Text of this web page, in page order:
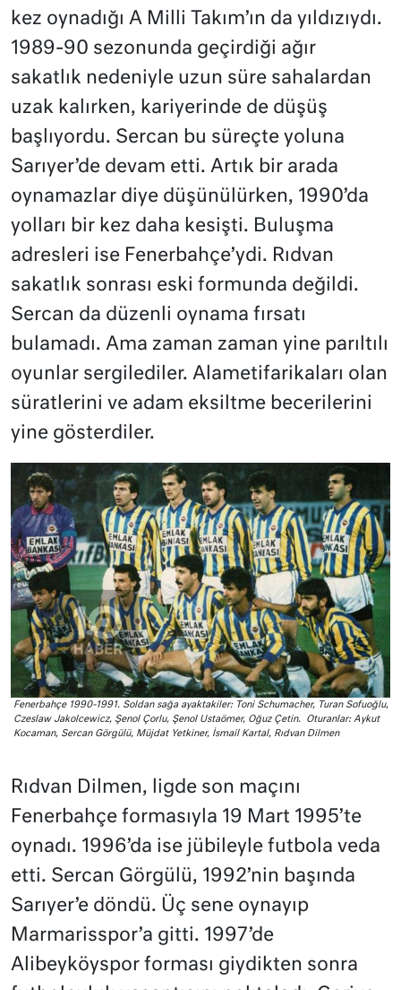
kez oynadığı A Milli Takım’ın da yıldızıydı.
1989-90 sezonunda geçirdiği ağır
sakatlık nedeniyle uzun süre sahalardan
uzak kalırken, kariyerinde de düşüş
başlıyordu. Sercan bu süreçte yoluna
Sarıyer’de devam etti. Artık bir arada
oynamazlar diye düşünülürken, 1990’da
yolları bir kez daha kesişti. Buluşma
adresleri ise Fenerbahçe’ydi. Rıdvan
sakatlık sonrası eski formunda değildi.
Sercan da düzenli oynama fırsatı
bulamadı. Ama zaman zaman yine parıltılı
oyunlar sergilediler. Alametifarikaları olan
süratlerini ve adam eksiltme becerilerini
yine gösterdiler.
Fenerbahçe 1990-1991. Soldan sağa ayaktakiler: Toni Schumacher, Turan Sofuoğlu,
Czeslaw Jakolcewicz, Şenol Çorlu, Şenol Ustaömer, Oğuz Çetin. Oturanlar: Aykut
Kocaman, Sercan Görgülü, Müjdat Yetkiner, İsmail Kartal, Rıdvan Dilmen
Rıdvan Dilmen, ligde son maçını
Fenerbahçe formasıyla 19 Mart 1995’te
oynadı. 1996’da ise jübileyle futbola veda
etti. Sercan Görgülü, 1992’nin başında
Sarıyer’e döndü. Üç sene oynayıp
Marmarisspor’a gitti. 1997’de
Alibeyköyspor forması giydikten sonra